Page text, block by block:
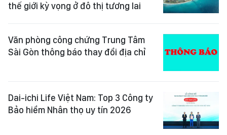
thế giới kỳ vọng ở đô thị tương lai
Văn phòng công chứng Trung Tâm
Sài Gòn thông báo thay đổi địa chỉ
Dai-ichi Life Việt Nam: Top 3 Công ty
Bảo hiểm Nhân thọ uy tín 2026